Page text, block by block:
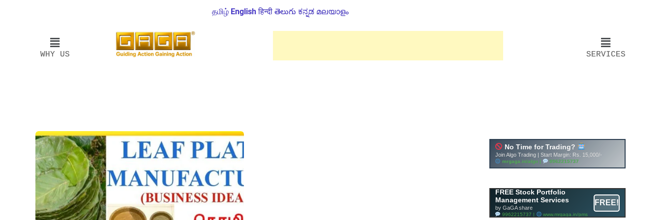
தமிழ் English हिन्दी తెలుగు ಕನ್ನಡ മലയാളം
WHY US SERVICES
FREE Stock Portfolio
Management Services
by GaGA share
9962215737 | www.mrgaga.in/pms
FREE!